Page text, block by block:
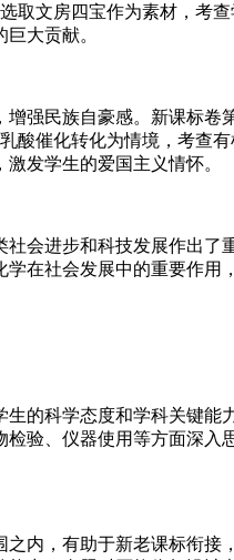
文房四宝作为素材，考
大贡献。
民族自豪感。新课标卷
催化转化为情境，考查
发学生的爱国主义情怀。
进步和科技发展作出了
在社会发展中的重要作
科学态度和学科关键能
验、仪器使用等方面深
，有助于新老课标衔接